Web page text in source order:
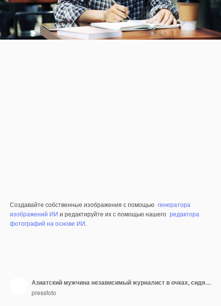
Создавайте собственные изображения с помощью генератора
изображений ИИ и редактируйте их с помощью нашего редактора
фотографий на основе ИИ.
Азиатский мужчина независимый журналист в очках, сидя в открытом кафе и писать в тетради
pressfoto